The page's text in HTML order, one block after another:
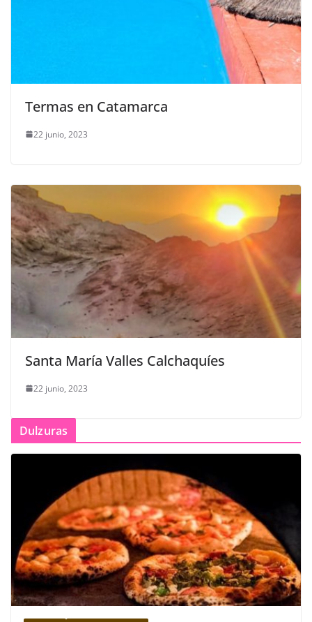
Termas en Catamarca
22 junio, 2023
Santa María Valles Calchaquíes
22 junio, 2023
Dulzuras